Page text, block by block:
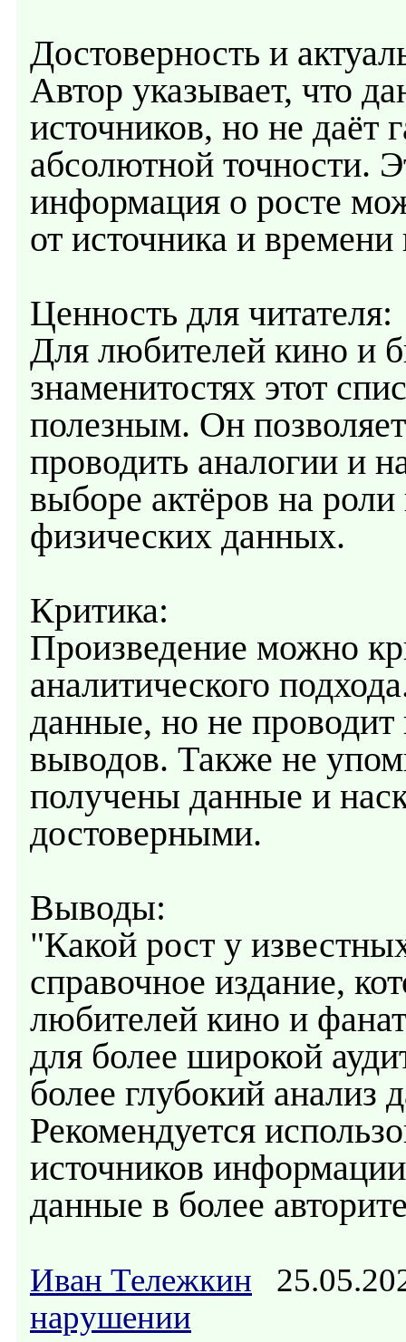
Достоверность и
Автор указывает, что
источников, но не даёт
абсолютной точности.
информация о росте
от источника и
Ценность для читателя:
Для любителей кино и
знаменитостях этот
полезным. Он
проводить аналогии и
выборе актёров на
физических данных.
Критика:
Произведение можно
аналитического
данные, но не проводит
выводов. Также не
получены данные и
достоверными.
Выводы:
"Какой рост у
справочное издание,
любителей кино и
для более широкой
более глубокий анализ
Рекомендуется
источников
данные в более
Иван Тележкин
нарушении